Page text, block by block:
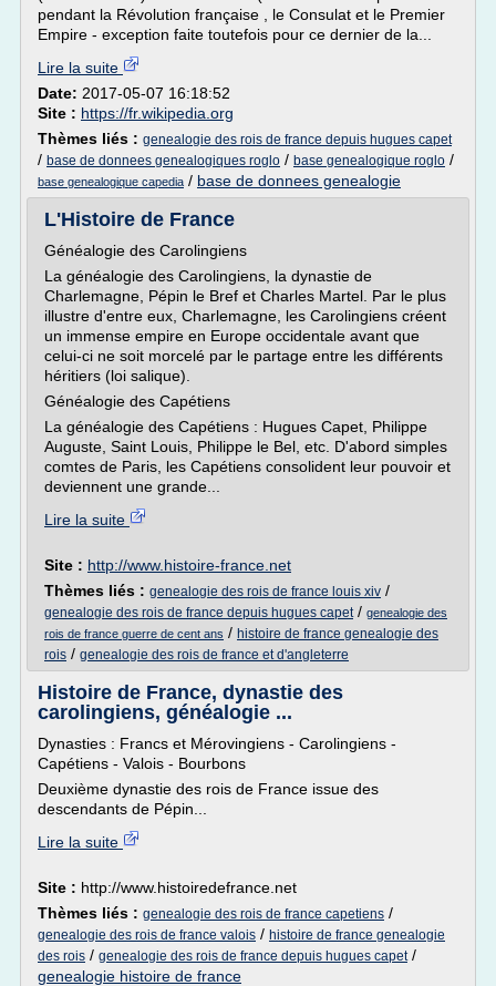
pendant la Révolution française , le Consulat et le Premier
Empire - exception faite toutefois pour ce dernier de la...
Lire la suite
Date: 2017-05-07 16:18:52
Site : https://fr.wikipedia.org
Thèmes liés : genealogie des rois de france depuis hugues capet
/ base de donnees genealogiques roglo / base genealogique roglo /
base genealogique capedia / base de donnees genealogie
L'Histoire de France
Généalogie des Carolingiens
La généalogie des Carolingiens, la dynastie de
Charlemagne, Pépin le Bref et Charles Martel. Par le plus
illustre d'entre eux, Charlemagne, les Carolingiens créent
un immense empire en Europe occidentale avant que
celui-ci ne soit morcelé par le partage entre les différents
héritiers (loi salique).
Généalogie des Capétiens
La généalogie des Capétiens : Hugues Capet, Philippe
Auguste, Saint Louis, Philippe le Bel, etc. D'abord simples
comtes de Paris, les Capétiens consolident leur pouvoir et
deviennent une grande...
Lire la suite
Site : http://www.histoire-france.net
Thèmes liés : genealogie des rois de france louis xiv /
genealogie des rois de france depuis hugues capet/ genealogie des
rois de france guerre de cent ans / histoire de france genealogie des
rois / genealogie des rois de france et d'angleterre
Histoire de France, dynastie des
carolingiens, généalogie ...
Dynasties : Francs et Mérovingiens - Carolingiens -
Capétiens - Valois - Bourbons
Deuxième dynastie des rois de France issue des
descendants de Pépin...
Lire la suite
Site : http://www.histoiredefrance.net
Thèmes liés : genealogie des rois de france capetiens /
genealogie des rois de france valois / histoire de france genealogie
des rois / genealogie des rois de france depuis hugues capet/
genealogie histoire de france